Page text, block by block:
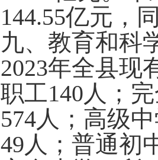
144.55亿元，
九、教育和科
2023年全县现
职工140人；
574人；高级
49人；普通初